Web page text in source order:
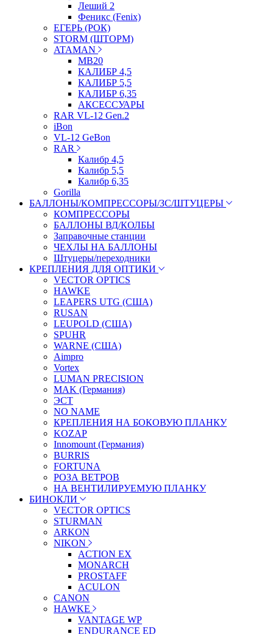
Леший 2
Феникс (Fenix)
ЕГЕРЬ (РОК)
STORM (ШТОРМ)
ATAMAN
МВ20
КАЛИБР 4,5
КАЛИБР 5,5
КАЛИБР 6,35
АКСЕССУАРЫ
RAR VL-12 Gen.2
iBon
VL-12 GeBon
RAR
Калибр 4,5
Калибр 5,5
Калибр 6,35
Gorilla
БАЛЛОНЫ/КОМПРЕССОРЫ/ЗС/ШТУЦЕРЫ
КОМПРЕССОРЫ
БАЛЛОНЫ ВД/КОЛБЫ
Заправочные станции
ЧЕХЛЫ НА БАЛЛОНЫ
Штуцеры/переходники
КРЕПЛЕНИЯ ДЛЯ ОПТИКИ
VECTOR OPTICS
HAWKE
LEAPERS UTG (США)
RUSAN
LEUPOLD (США)
SPUHR
WARNE (США)
Aimpro
Vortex
LUMAN PRECISION
MAK (Германия)
ЭСТ
NO NAME
КРЕПЛЕНИЯ НА БОКОВУЮ ПЛАНКУ
KOZAP
Innomount (Германия)
BURRIS
FORTUNA
РОЗА ВЕТРОВ
НА ВЕНТИЛИРУЕМУЮ ПЛАНКУ
БИНОКЛИ
VECTOR OPTICS
STURMAN
ARKON
NIKON
ACTION EX
MONARCH
PROSTAFF
ACULON
CANON
HAWKE
VANTAGE WP
ENDURANCE ED